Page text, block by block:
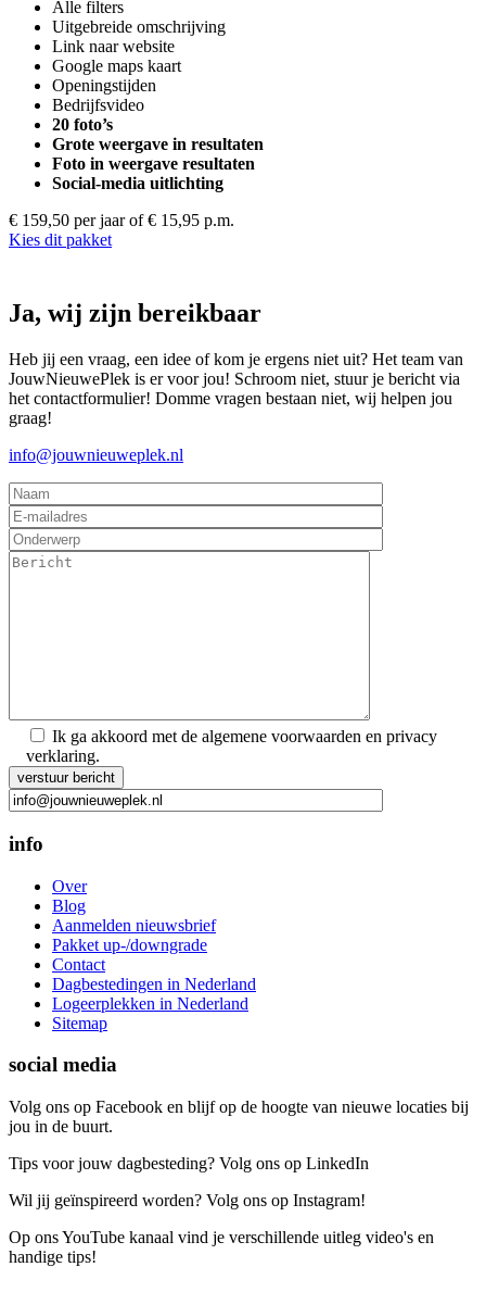
Alle filters
Uitgebreide omschrijving
Link naar website
Google maps kaart
Openingstijden
Bedrijfsvideo
20 foto’s
Grote weergave in resultaten
Foto in weergave resultaten
Social-media uitlichting
€ 159,50 per jaar of € 15,95 p.m.
Kies dit pakket
Ja, wij zijn bereikbaar
Heb jij een vraag, een idee of kom je ergens niet uit? Het team van
JouwNieuwePlek is er voor jou! Schroom niet, stuur je bericht via
het contactformulier! Domme vragen bestaan niet, wij helpen jou
graag!
info@jouwnieuweplek.nl
Ik ga akkoord met de algemene voorwaarden en privacy
verklaring.
Gelieve dit veld leeg te laten.
info
Over
Blog
Aanmelden nieuwsbrief
Pakket up-/downgrade
Contact
Dagbestedingen in Nederland
Logeerplekken in Nederland
Sitemap
social media
Volg ons op Facebook en blijf op de hoogte van nieuwe locaties bij
jou in de buurt.
Tips voor jouw dagbesteding? Volg ons op LinkedIn
Wil jij geïnspireerd worden? Volg ons op Instagram!
Op ons YouTube kanaal vind je verschillende uitleg video's en
handige tips!